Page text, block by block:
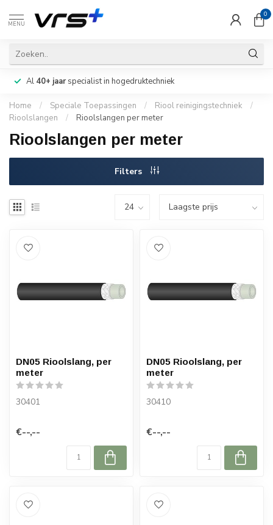
MENU
0
Al 40+ jaarspecialist in hogedruktechniek
Home / Speciale Toepassingen / Riool reinigingstechniek
/
Rioolslangen
/ Rioolslangen per meter
Rioolslangen per meter
Filters
DN05 Rioolslang, per
meter
30401
€--,--
DN05 Rioolslang, per
meter
30410
€--,--